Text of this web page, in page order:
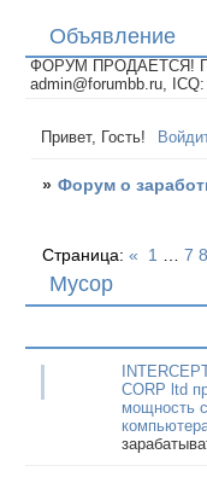
Объявление
ФОРУМ ПРОДАЕТСЯ!
admin@forumbb.ru,
Привет, Гость!
» Форум о
Мусор
Страница:« 1 7 8
CORP ltd
мощность